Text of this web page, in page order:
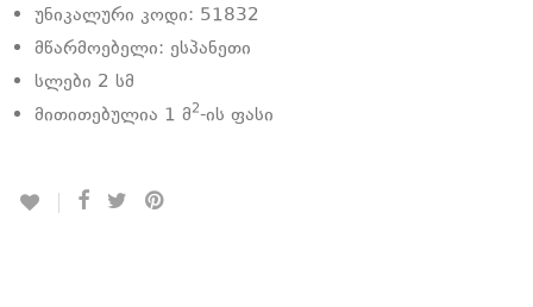
უნიკალური კოდი: 51832
მწარმოებელი: ესპანეთი
სლები 2 სმ
მითითებულია 1 მ2-ის ფასი